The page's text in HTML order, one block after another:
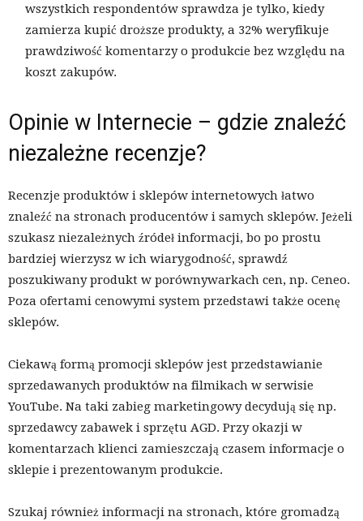
wszystkich respondentów sprawdza je tylko, kiedy
zamierza kupić droższe produkty, a 32% weryfikuje
prawdziwość komentarzy o produkcie bez względu na
koszt zakupów.
Opinie w Internecie – gdzie znaleźć
niezależne recenzje?
Recenzje produktów i sklepów internetowych łatwo
znaleźć na stronach producentów i samych sklepów. Jeżeli
szukasz niezależnych źródeł informacji, bo po prostu
bardziej wierzysz w ich wiarygodność, sprawdź
poszukiwany produkt w porównywarkach cen, np. Ceneo.
Poza ofertami cenowymi system przedstawi także ocenę
sklepów.
Ciekawą formą promocji sklepów jest przedstawianie
sprzedawanych produktów na filmikach w serwisie
YouTube. Na taki zabieg marketingowy decydują się np.
sprzedawcy zabawek i sprzętu AGD. Przy okazji w
komentarzach klienci zamieszczają czasem informacje o
sklepie i prezentowanym produkcie.
Szukaj również informacji na stronach, które gromadzą